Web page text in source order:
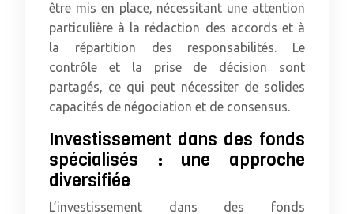
être mis en place, nécessitant une attention
particulière à la rédaction des accords et à
la répartition des responsabilités. Le
contrôle et la prise de décision sont
partagés, ce qui peut nécessiter de solides
capacités de négociation et de consensus.
Investissement dans des fonds
spécialisés : une approche
diversifiée
L’investissement dans des fonds